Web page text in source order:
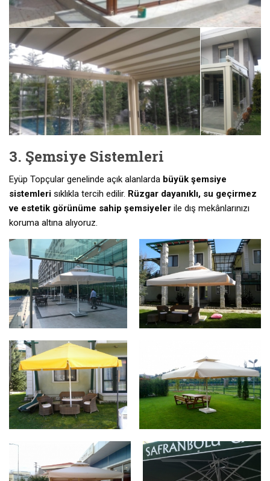
3. Şemsiye Sistemleri
Eyüp Topçular genelinde açık alanlarda büyük şemsiye
sistemleri sıklıkla tercih edilir. Rüzgar dayanıklı, su geçirmez
ve estetik görünüme sahip şemsiyeler ile dış mekânlarınızı
koruma altına alıyoruz.